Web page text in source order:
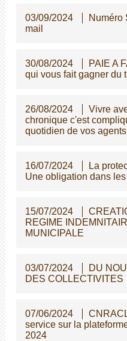
03/09/2024
Numéro
mail
30/08/2024
PAIE A
qui vous fait gagner du
26/08/2024
Vivre
chronique c'est
quotidien de vos
16/07/2024
La
Une obligation dans
15/07/2024
REGIME
MUNICIPALE
03/07/2024
DU
DES COLLECTIVITES
07/06/2024
service sur la
2024